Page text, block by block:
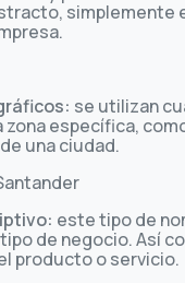
simplemente
se utilizan
zona específica,
una ciudad.
este tipo de
de negocio. Así
producto o servicio.